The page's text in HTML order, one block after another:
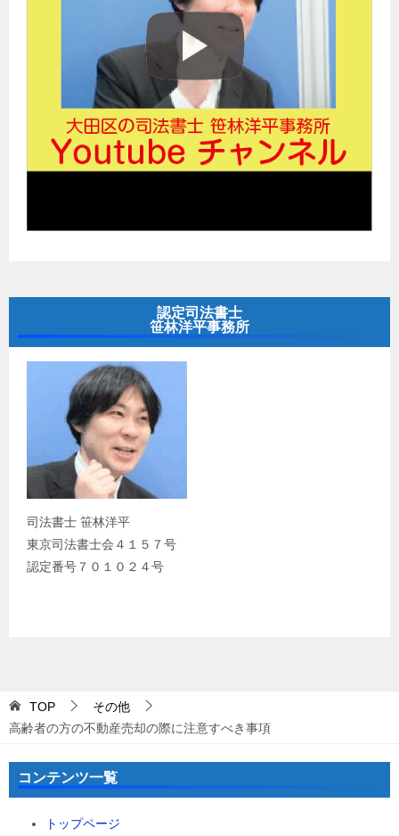
認定司法書士
笹林洋平事務所
司法書士 笹林洋平
東京司法書士会４１５７号
認定番号７０１０２４号
TOP
その他
高齢者の方の不動産売却の際に注意すべき事項
コンテンツ一覧
トップページ